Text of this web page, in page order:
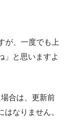
が、一度でも上
」と思いますよ
合は、更新前
なりません。